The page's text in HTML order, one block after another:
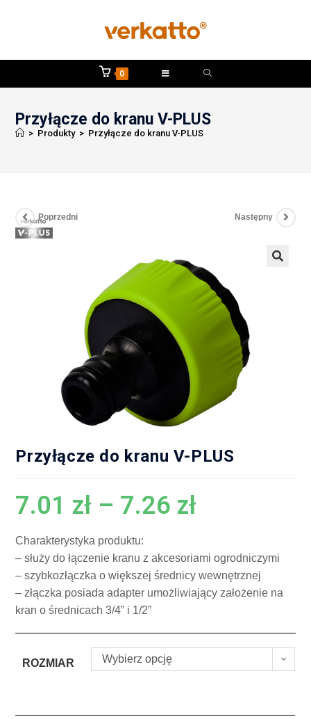
0
Przyłącze do kranu V-PLUS
> Produkty > Przyłącze do kranu V-PLUS
Poprzedni Następny
Przyłącze do kranu V-PLUS
7.01 zł – 7.26 zł
Charakterystyka produktu:
– służy do łączenie kranu z akcesoriami ogrodniczymi
– szybkozłączka o większej średnicy wewnętrznej
– złączka posiada adapter umożliwiający założenie na
kran o średnicach 3/4” i 1/2”
ROZMIAR Wybierz opcję